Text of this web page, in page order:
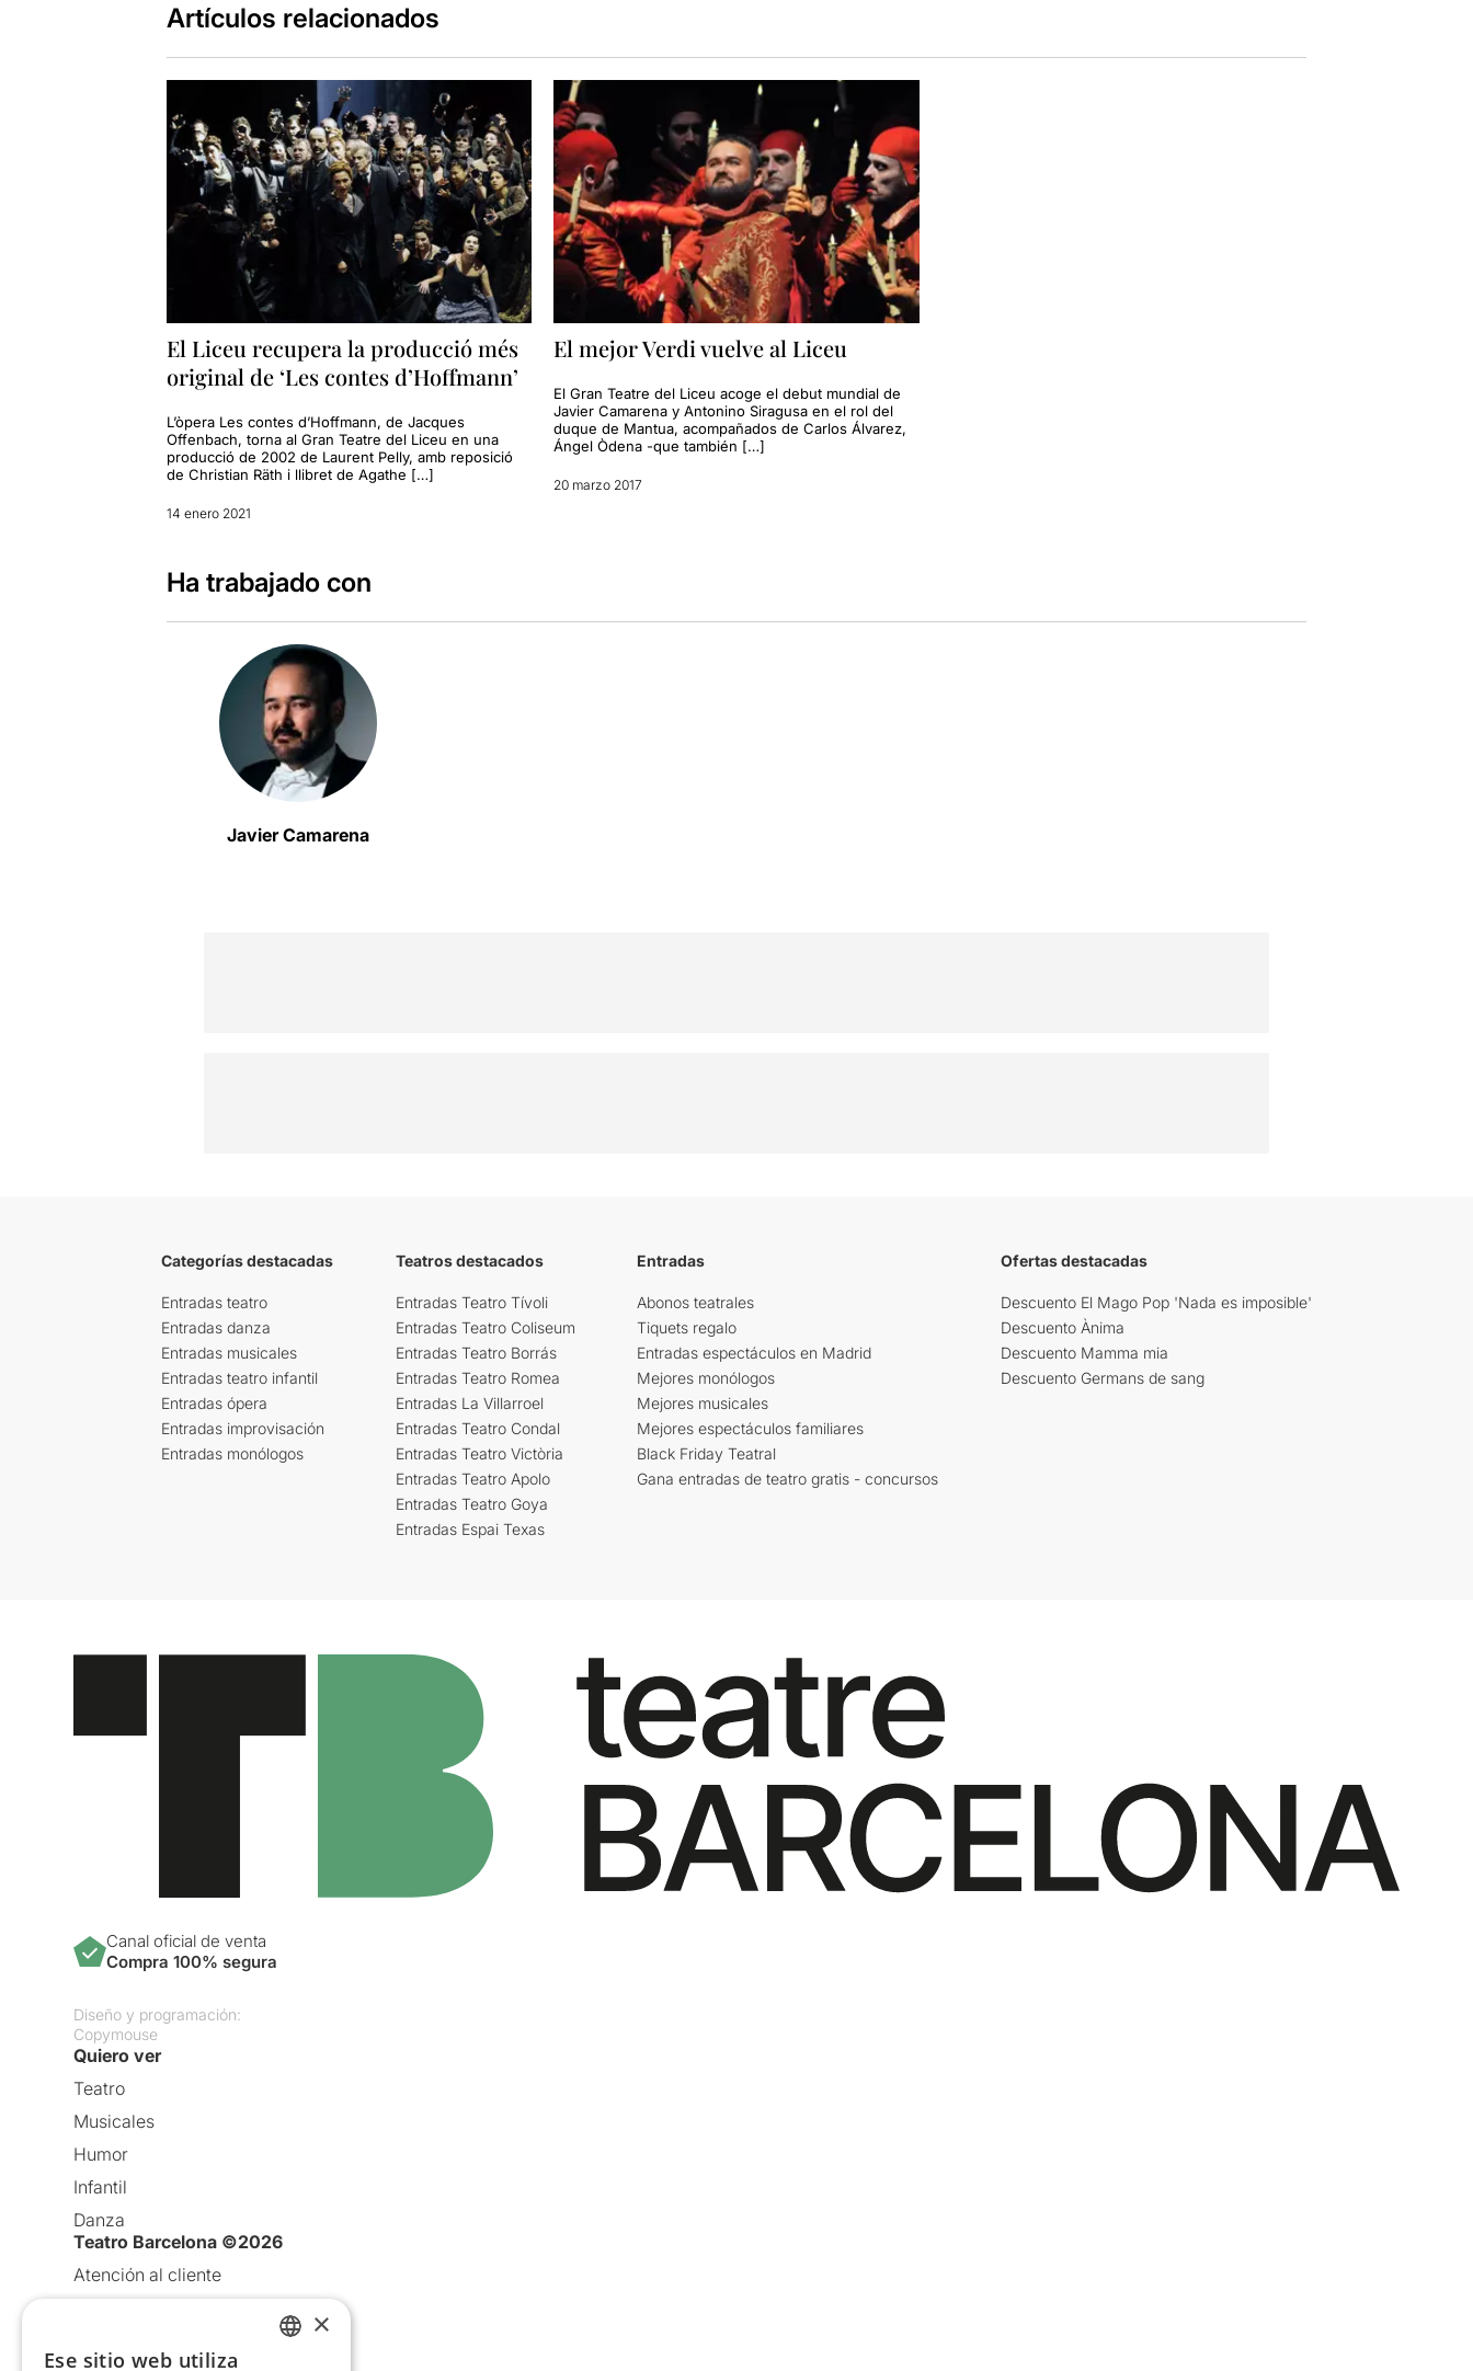
Artículos relacionados
El Liceu recupera la producció més
original de ‘Les contes d’Hoffmann’
L’òpera Les contes d’Hoffmann, de Jacques
Offenbach, torna al Gran Teatre del Liceu en una
producció de 2002 de Laurent Pelly, amb reposició
de Christian Räth i llibret de Agathe […]
14 enero 2021
El mejor Verdi vuelve al Liceu
El Gran Teatre del Liceu acoge el debut mundial de
Javier Camarena y Antonino Siragusa en el rol del
duque de Mantua, acompañados de Carlos Álvarez,
Ángel Òdena -que también […]
20 marzo 2017
Ha trabajado con
Javier Camarena
Categorías destacadas
Entradas teatro
Entradas danza
Entradas musicales
Entradas teatro infantil
Entradas ópera
Entradas improvisación
Entradas monólogos
Teatros destacados
Entradas Teatro Tívoli
Entradas Teatro Coliseum
Entradas Teatro Borrás
Entradas Teatro Romea
Entradas La Villarroel
Entradas Teatro Condal
Entradas Teatro Victòria
Entradas Teatro Apolo
Entradas Teatro Goya
Entradas Espai Texas
Entradas
Abonos teatrales
Tiquets regalo
Entradas espectáculos en Madrid
Mejores monólogos
Mejores musicales
Mejores espectáculos familiares
Black Friday Teatral
Gana entradas de teatro gratis - concursos
Ofertas destacadas
Descuento El Mago Pop 'Nada es imposible'
Descuento Ànima
Descuento Mamma mia
Descuento Germans de sang
Canal oficial de venta
Compra 100% segura
Diseño y programación:
Copymouse
Quiero ver
Teatro
Musicales
Humor
Infantil
Danza
Teatro Barcelona ©2026
Atención al cliente
×
Ese sitio web utiliza